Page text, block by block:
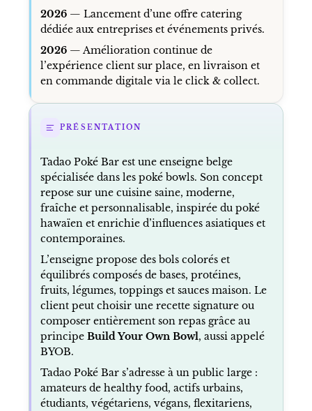
2026— Lancement d’une offre catering
dédiée aux entreprises et événements privés.
2026— Amélioration continue de
l’expérience client sur place, en livraison et
en commande digitale via le click & collect.
PRÉSENTATION
Tadao Poké Bar est une enseigne belge
spécialisée dans les poké bowls. Son concept
repose sur une cuisine saine, moderne,
fraîche et personnalisable, inspirée du poké
hawaïen et enrichie d’influences asiatiques et
contemporaines.
L’enseigne propose des bols colorés et
équilibrés composés de bases, protéines,
fruits, légumes, toppings et sauces maison. Le
client peut choisir une recette signature ou
composer entièrement son repas grâce au
principe Build Your Own Bowl, aussi appelé
BYOB.
Tadao Poké Bar s’adresse à un public large :
amateurs de healthy food, actifs urbains,
étudiants, végétariens, végans, flexitariens,